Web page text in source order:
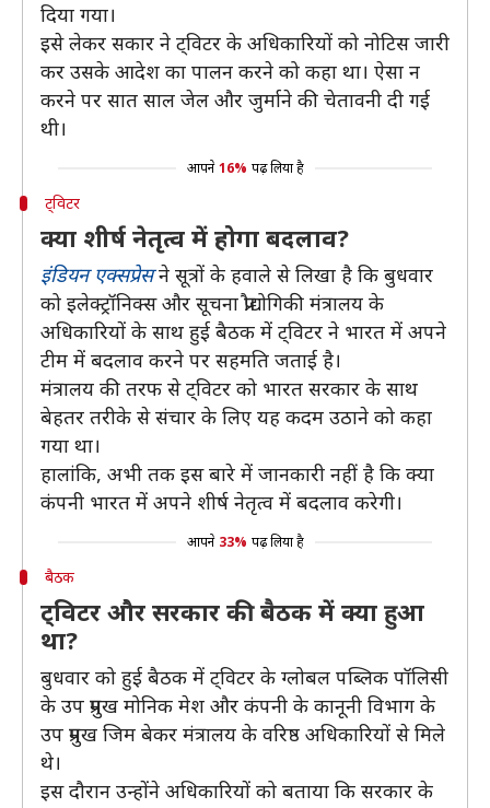
दिया गया।
इसे लेकर सकार ने ट्विटर के अधिकारियों को नोटिस जारी
कर उसके आदेश का पालन करने को कहा था। ऐसा न
करने पर सात साल जेल और जुर्माने की चेतावनी दी गई
थी।
आपने 16% पढ़ लिया है
ट्विटर
क्या शीर्ष नेतृत्व में होगा बदलाव?
इंडियन एक्सप्रेसने सूत्रों के हवाले से लिखा है कि बुधवार
को इलेक्ट्रॉनिक्स और सूचना प्रौद्योगिकी मंत्रालय के
अधिकारियों के साथ हुई बैठक में ट्विटर ने भारत में अपने
टीम में बदलाव करने पर सहमति जताई है।
मंत्रालय की तरफ से ट्विटर को भारत सरकार के साथ
बेहतर तरीके से संचार के लिए यह कदम उठाने को कहा
गया था।
हालांकि, अभी तक इस बारे में जानकारी नहीं है कि क्या
कंपनी भारत में अपने शीर्ष नेतृत्व में बदलाव करेगी।
आपने 33% पढ़ लिया है
बैठक
ट्विटर और सरकार की बैठक में क्या हुआ
था?
बुधवार को हुई बैठक में ट्विटर के ग्लोबल पब्लिक पॉलिसी
के उप प्रमुख मोनिक मेश और कंपनी के कानूनी विभाग के
उप प्रमुख जिम बेकर मंत्रालय के वरिष्ठ अधिकारियों से मिले
थे।
इस दौरान उन्होंने अधिकारियों को बताया कि सरकार के